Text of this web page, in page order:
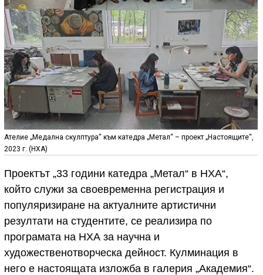
Ателие „Медална скулптура“ към катедра „Метал“ – проект „Настоящите“,
2023 г. (НХА)
Проектът „33 години катедра „Метал“ в НХА“,
който служи за своевременна регистрация и
популяризиране на актуалните артистични
резултати на студентите, се реализира по
програмата на НХА за научна и
художественотворческа дейност. Кулминация в
него е настоящата изложба в галерия „Академия“.